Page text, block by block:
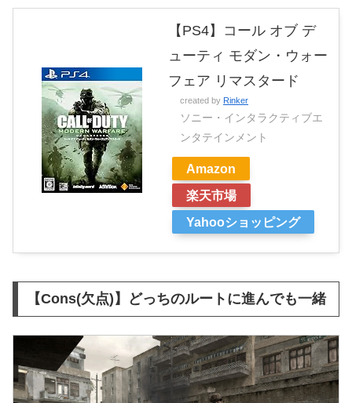
【PS4】コール オブ デ
ューティ モダン・ウォー
フェア リマスタード
created by Rinker
ソニー・インタラクティブエ
ンタテインメント
Amazon
楽天市場
Yahooショッピング
【Cons(欠点)】どっちのルートに進んでも一緒